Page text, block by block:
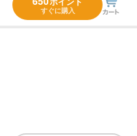
すぐに購入